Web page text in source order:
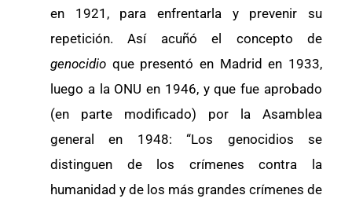
en 1921, para enfrentarla y prevenir su
repetición. Así acuñó el concepto de
genocidio que presentó en Madrid en 1933,
luego a la ONU en 1946, y que fue aprobado
(en parte modificado) por la Asamblea
general en 1948: “Los genocidios se
distinguen de los crímenes contra la
humanidad y de los más grandes crímenes de